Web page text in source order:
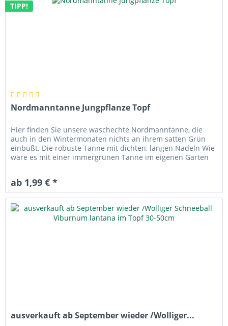
TIPP!
Nordmanntanne Jungpflanze Topf
Hier finden Sie unsere waschechte Nordmanntanne, die
auch in den Wintermonaten nichts an ihrem satten Grün
einbüßt. Die robuste Tanne mit dichten, langen Nadeln Wie
wäre es mit einer immergrünen Tanne im eigenen Garten
ab 1,99 € *
ausverkauft ab September wieder /Wolliger...